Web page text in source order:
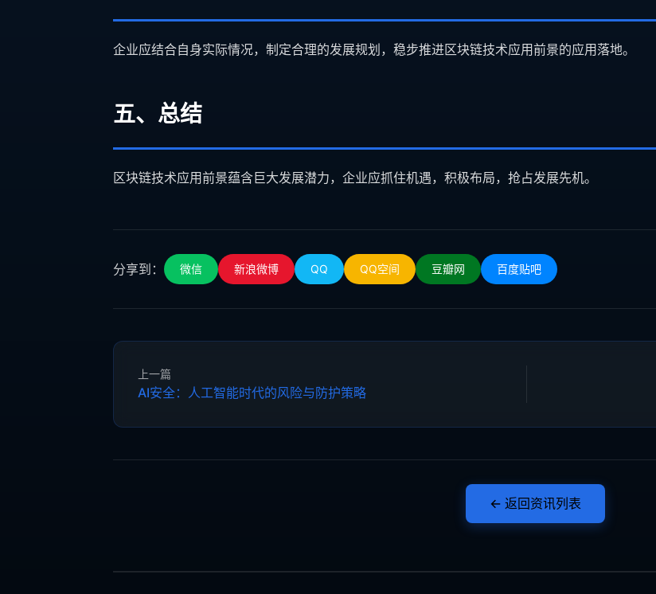
企业应结合自身实际情况，制定合理的发展规划，稳步推进区块链技术应用前景的应用落地。
五、总结
区块链技术应用前景蕴含巨大发展潜力，企业应抓住机遇，积极布局，抢占发展先机。
分享到： 微信 新浪微博 QQ QQ空间 豆瓣网 百度贴吧
上一篇
AI安全：人工智能时代的风险与防护策略
← 返回资讯列表